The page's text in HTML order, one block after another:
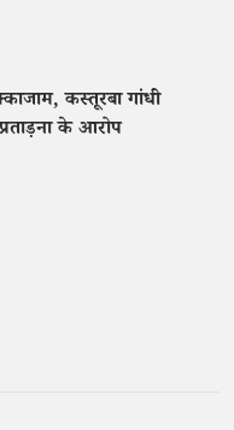
कस्तूरबा गांधी
के आरोप